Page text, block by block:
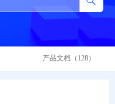
产品文档（128）